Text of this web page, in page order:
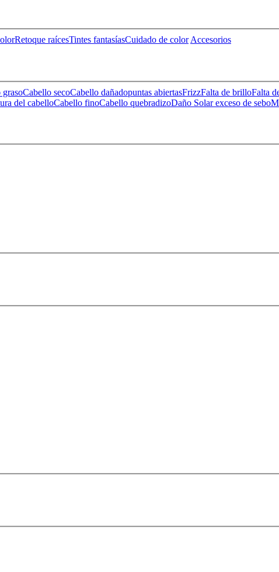
Retoque raícesTintes fantasíasCuidado de color Accesorios
grasoCabello secoCabello dañadopuntas abiertasFrizzFalta de brilloFalta
del cabelloCabello finoCabello quebradizoDaño Solarexceso de sebo